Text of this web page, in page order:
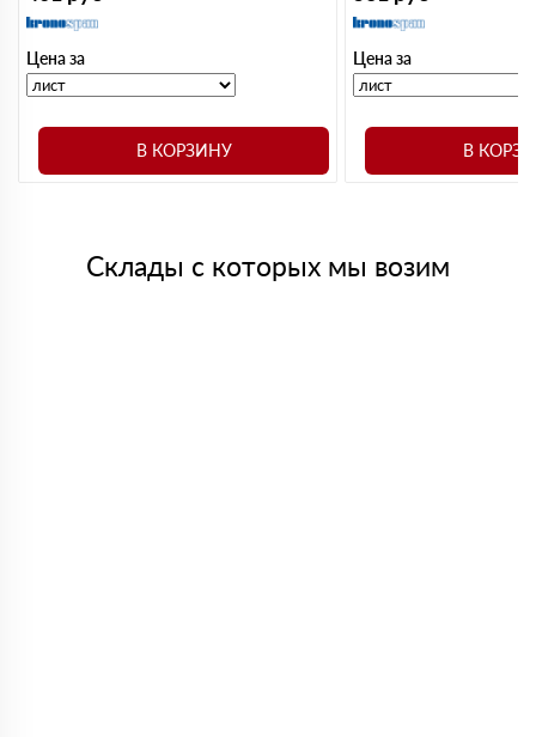
Цена за
В КОРЗИНУ
Цена за
В
Склады с которых мы возим